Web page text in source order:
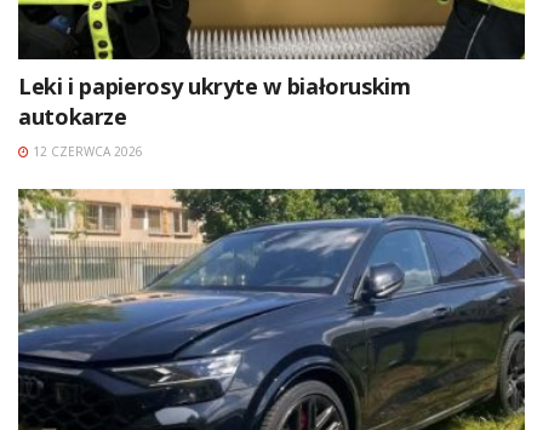
Leki i papierosy ukryte w białoruskim
autokarze
12 CZERWCA 2026